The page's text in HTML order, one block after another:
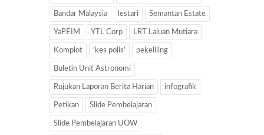
Bandar Malaysia lestari Semantan Estate
YaPEIM YTL Corp LRT Laluan Mutiara
Komplot ‘kes polis’ pekeliling
Buletin Unit Astronomi
Rujukan Laporan Berita Harian infografik
Petikan Slide Pembelajaran
Slide Pembelajaran UOW